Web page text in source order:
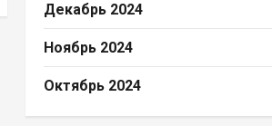
Декабрь 2024
Ноябрь 2024
Октябрь 2024